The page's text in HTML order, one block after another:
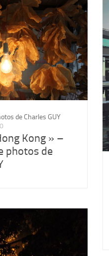
de Charles GUY
Kong » –
photos de